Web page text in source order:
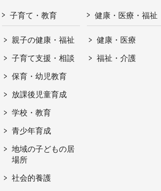
子育て・教育
親子の健康・福祉
子育て支援・相談
保育・幼児教育
放課後児童育成
学校・教育
青少年育成
地域の子どもの居
場所
社会的養護
健康・医療・福祉
健康・医療
福祉・介護